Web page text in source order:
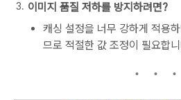
이미지 품질 저하를 방지하려면?
캐싱 설정을 너무 강하게 적용
므로 적절한 값 조정이 필요합